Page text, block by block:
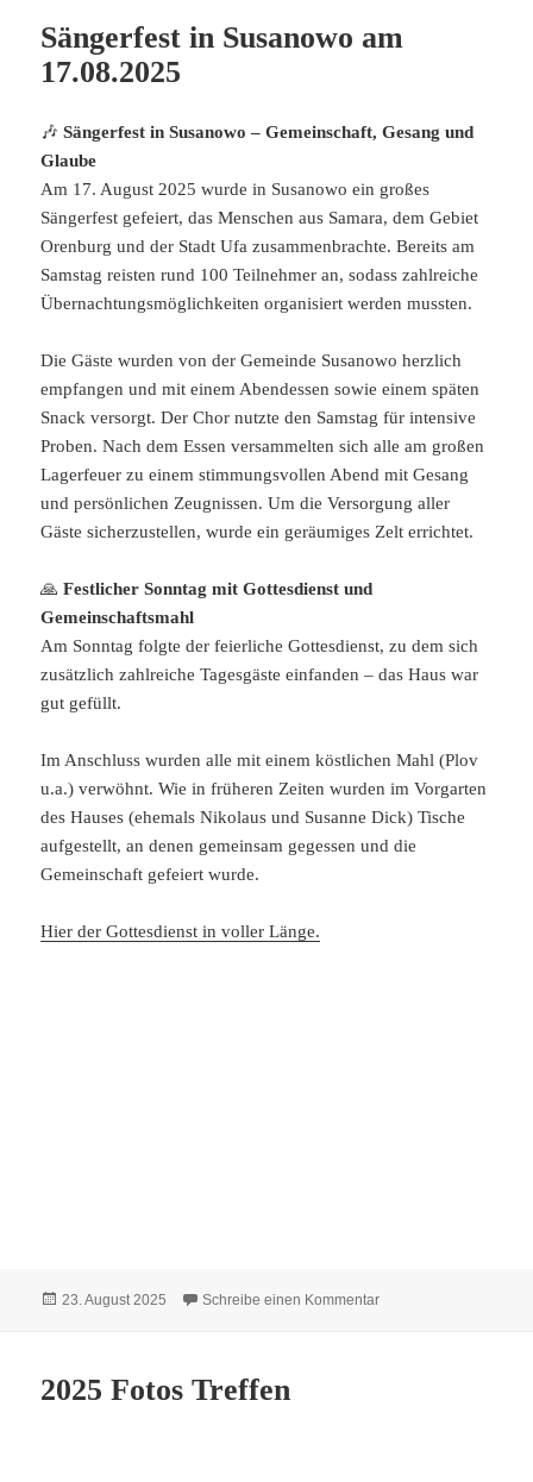
Sängerfest in Susanowo am
17.08.2025
🎶Sängerfest in Susanowo – Gemeinschaft, Gesang und
Glaube
Am 17. August 2025 wurde in Susanowo ein großes
Sängerfest gefeiert, das Menschen aus Samara, dem Gebiet
Orenburg und der Stadt Ufa zusammenbrachte. Bereits am
Samstag reisten rund 100 Teilnehmer an, sodass zahlreiche
Übernachtungsmöglichkeiten organisiert werden mussten.
Die Gäste wurden von der Gemeinde Susanowo herzlich
empfangen und mit einem Abendessen sowie einem späten
Snack versorgt. Der Chor nutzte den Samstag für intensive
Proben. Nach dem Essen versammelten sich alle am großen
Lagerfeuer zu einem stimmungsvollen Abend mit Gesang
und persönlichen Zeugnissen. Um die Versorgung aller
Gäste sicherzustellen, wurde ein geräumiges Zelt errichtet.
🙏Festlicher Sonntag mit Gottesdienst und
Gemeinschaftsmahl
Am Sonntag folgte der feierliche Gottesdienst, zu dem sich
zusätzlich zahlreiche Tagesgäste einfanden – das Haus war
gut gefüllt.
Im Anschluss wurden alle mit einem köstlichen Mahl (Plov
u.a.) verwöhnt. Wie in früheren Zeiten wurden im Vorgarten
des Hauses (ehemals Nikolaus und Susanne Dick) Tische
aufgestellt, an denen gemeinsam gegessen und die
Gemeinschaft gefeiert wurde.
Hier der Gottesdienst in voller Länge.
Veröffentlicht
23. August 2025 Schreibe einen Kommentarzu Sängerfest in
2025 Fotos Treffen